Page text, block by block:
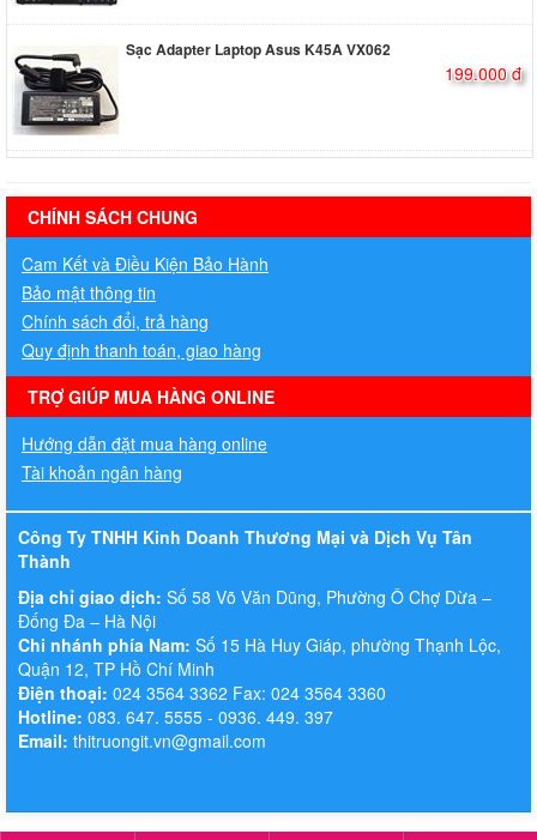
Sạc Adapter Laptop Asus K45A VX062
199.000 đ
hermes handbags outlet online
CHÍNH SÁCH CHUNG
Cam Kết và Điều Kiện Bảo Hành
Bảo mật thông tin
Chính sách đổi, trả hàng
Quy định thanh toán, giao hàng
TRỢ GIÚP MUA HÀNG ONLINE
Hướng dẫn đặt mua hàng online
Tài khoản ngân hàng
Công Ty TNHH Kinh Doanh Thương Mại và Dịch Vụ Tân
Thành
Địa chỉ giao dịch: Số 58 Võ Văn Dũng, Phường Ô Chợ Dừa –
Đống Đa – Hà Nội
Chi nhánh phía Nam: Số 15 Hà Huy Giáp, phường Thạnh Lộc,
Quận 12, TP Hồ Chí Minh
Điện thoại: 024 3564 3362 Fax: 024 3564 3360
Hotline: 083. 647. 5555 - 0936. 449. 397
Email: thitruongit.vn@gmail.com